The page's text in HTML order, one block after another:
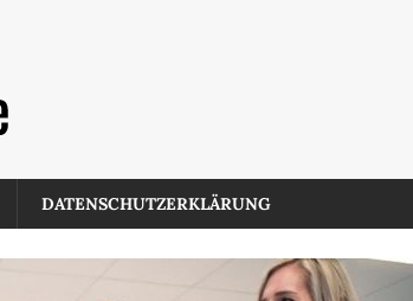
DATENSCHUTZERKLÄRUNG